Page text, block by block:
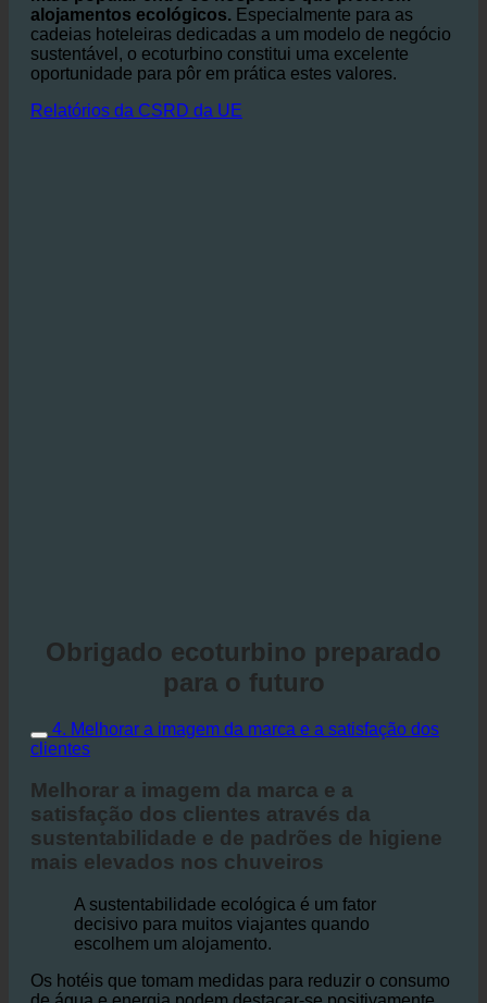
Os hotéis que utilizam o ecoturbino podem mostrar o
seu empenho na sustentabilidade, que écada vez
mais popular entre os hóspedes que preferem
alojamentos ecológicos. Especialmente para as
sustentável, o ecoturbino constitui uma excelente
Obrigado ecoturbino preparado
para o futuro
4. Melhorar a imagem da marca e a satisfação dos
clientes
Melhorar a imagem da marca e a
satisfação dos clientes através da
sustentabilidade e de padrões de higiene
mais elevados nos chuveiros
decisivo para muitos viajantes quando
escolhem um alojamento.